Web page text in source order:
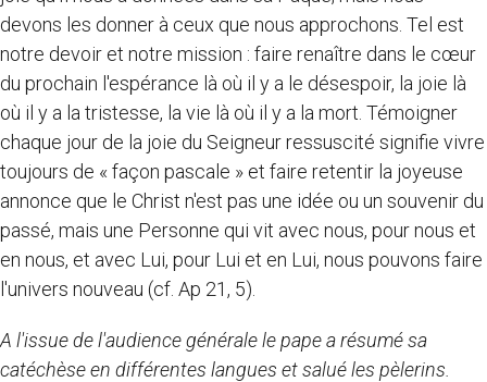
devons les donner à ceux que nous approchons. Tel est
notre devoir et notre mission : faire renaître dans le cœur
du prochain l'espérance là où il y a le désespoir, la joie là
où il y a la tristesse, la vie là où il y a la mort. Témoigner
chaque jour de la joie du Seigneur ressuscité signifie vivre
toujours de « façon pascale » et faire retentir la joyeuse
annonce que le Christ n'est pas une idée ou un souvenir du
passé, mais une Personne qui vit avec nous, pour nous et
en nous, et avec Lui, pour Lui et en Lui, nous pouvons faire
l'univers nouveau (cf. Ap 21, 5).
A l'issue de l'audience générale le pape a résumé sa
catéchèse en différentes langues et salué les pèlerins.